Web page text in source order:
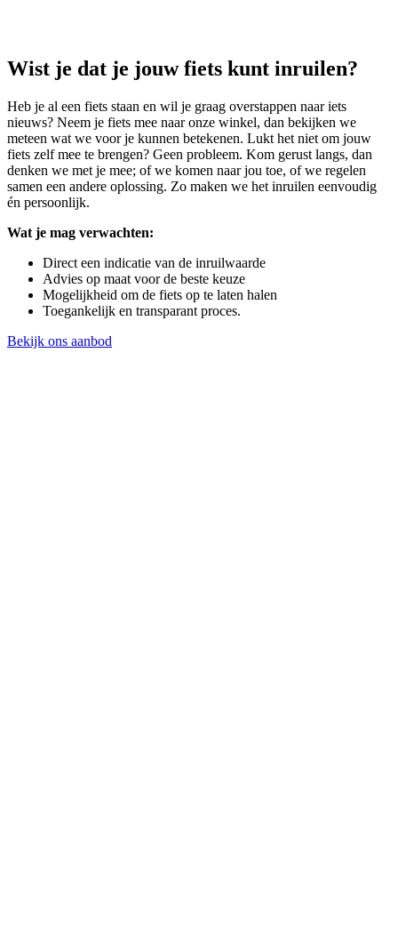
Wist je dat je jouw fiets kunt inruilen?
Heb je al een fiets staan en wil je graag overstappen naar iets
nieuws? Neem je fiets mee naar onze winkel, dan bekijken we
meteen wat we voor je kunnen betekenen. Lukt het niet om jouw
fiets zelf mee te brengen? Geen probleem. Kom gerust langs, dan
denken we met je mee; of we komen naar jou toe, of we regelen
samen een andere oplossing. Zo maken we het inruilen eenvoudig
én persoonlijk.
Wat je mag verwachten:
Direct een indicatie van de inruilwaarde
Advies op maat voor de beste keuze
Mogelijkheid om de fiets op te laten halen
Toegankelijk en transparant proces.
Bekijk ons aanbod